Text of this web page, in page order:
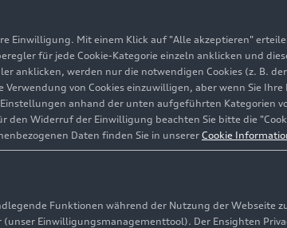
Einwilligung. Mit einem Klick auf "Alle akzeptieren"
für jede Cookie-Kategorie einzeln anklicken und
anklicken, werden nur die notwendigen Cookies (z. B.
von Cookies einzuwilligen, aber wenn Sie
anhand der unten aufgeführten Kategorien
Widerruf der Einwilligung beachten Sie bitte die
Daten finden Sie in unserer Cookie
Funktionen während der Nutzung der Webseite
Einwilligungsmanagementtool). Der Ensighten